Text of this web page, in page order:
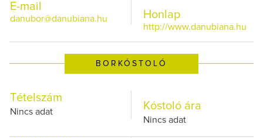
E-mail
danubor@danubiana.hu Honlap
http://www.danubiana.hu
BORKÓSTOLÓ
Tételszám
Nincs adat Kóstoló ára
Nincs adat